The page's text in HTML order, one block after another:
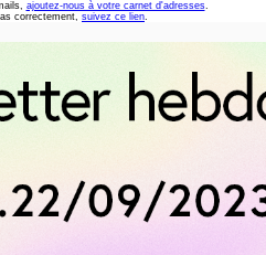
ajoutez-nous à votre carnet d'adresses.
correctement, suivez ce lien.